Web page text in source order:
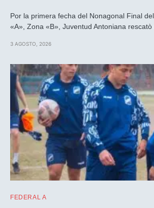
Por la primera fecha del Nonagonal Final
«A», Zona «B», Juventud Antoniana rescatò
3 AGOSTO, 2026
FEDERAL A